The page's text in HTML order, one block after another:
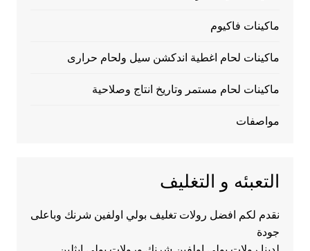
ماكينات فاكيوم
ماكينات لحام اغطية اندكشن سيل ولحام حرارى
ماكينات لحام مستمر وتاريخ انتاج وصلاحية
مواصفات
التعبئه و التغليف
نقدم لكم افضل رولات تغليف بولي اولفين شرنك وباعلى
جودة